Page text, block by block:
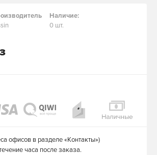
Наличие:
0 шт.
офисов в разделе «Контакты»)
часа после заказа.